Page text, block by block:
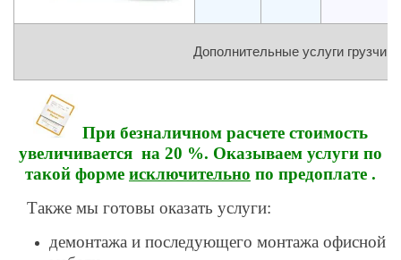
Дополнительные услуги
При безналичном расчете стоимость
увеличивается на 20 %. Оказываем услуги по
такой форме исключительно по предоплате .
Также мы готовы оказать услуги:
демонтажа и последующего монтажа офисной